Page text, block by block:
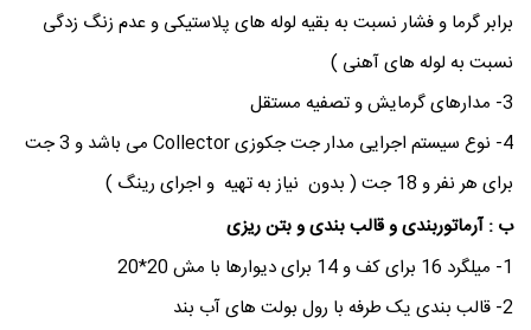
برابر گرما و فشار نسبت به بقیه لوله های پلاستیکی و عدم زنگ زدگی
نسبت به لوله های آهنی )
3- مدارهای گرمایش و تصفیه مستقل
4- نوع سیستم اجرایی مدار جت جکوزی Collector می باشد و 3 جت
برای هر نفر و 18 جت ( بدون نیاز به تهیه و اجرای رینگ )
ب : آرماتوربندی و قالب بندی و بتن ریزی
1- میلگرد 16 برای کف و 14 برای دیوارها با مش 20*20
2- قالب بندی یک طرفه با رول بولت های آب بند